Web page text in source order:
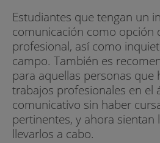
Estudiantes que tengan un
comunicación como opción
profesional, así como
campo. También es
para aquellas personas que
trabajos profesionales en el
comunicativo sin haber
pertinentes, y ahora sientan
llevarlos a cabo.